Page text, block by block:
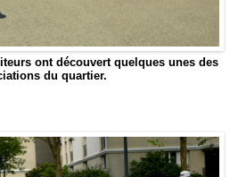
ont découvert quelques unes des
du quartier.